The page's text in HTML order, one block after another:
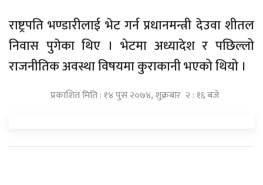
राष्ट्रपति भण्डारीलाई भेट गर्न प्रधानमन्त्री देउवा शीतल
निवास पुगेका थिए । भेटमा अध्यादेश र पछिल्लो
राजनीतिक अवस्था विषयमा कुराकानी भएको थियो ।
प्रकाशित मिति : १४ पुस २०७४, शुक्रबार २ : १६ बजे